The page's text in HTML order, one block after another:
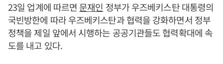
23일 업계에 따르면 문재인 정부가 우즈베키스탄 대통령의
국빈방한에 따라 우즈베키스탄과 협력을 강화하면서 정부
정책을 제일 앞에서 시행하는 공공기관들도 협력확대에 속
도를 내고 있다.